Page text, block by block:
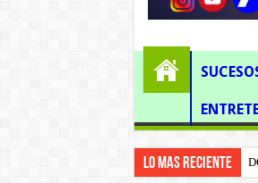
Lo mas Reciente